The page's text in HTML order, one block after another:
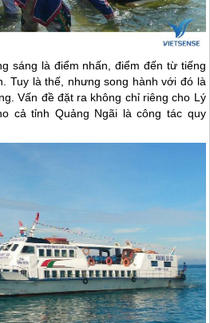
sáng là điểm nhấn, điểm đến từ tiếng
Tuy là thế, nhưng song hành với đó là
Vấn đề đặt ra không chỉ riêng cho Lý
cả tỉnh Quảng Ngãi là công tác quy